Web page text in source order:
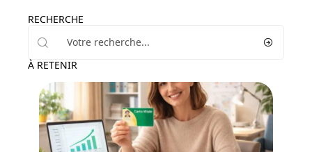
RECHERCHE
À RETENIR